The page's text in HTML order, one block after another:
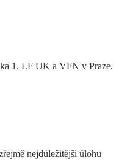
1. LF UK a VFN v Praze.
nejdůležitější úlohu